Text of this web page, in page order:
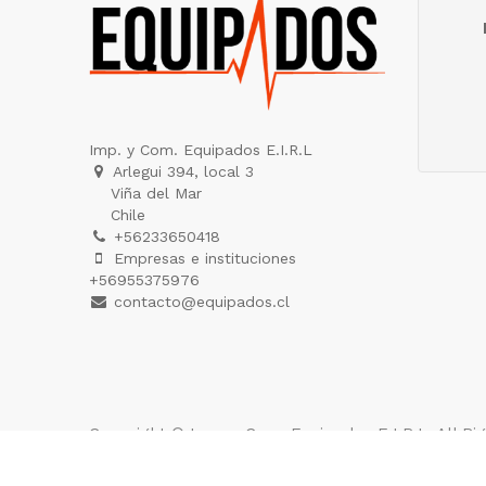
Imp. y Com. Equipados E.I.R.L
Arlegui 394, local 3
Viña del Mar
Chile
+56233650418
Empresas e instituciones
+56955375976
contacto@equipados.cl
Copyright © Imp. y Com. Equipados E.I.R.L . All